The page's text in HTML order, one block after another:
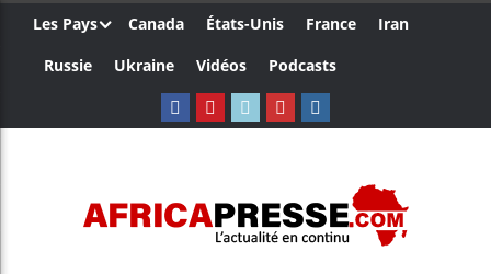
Les Pays Canada États-Unis France
Iran
Russie
Ukraine Vidéos Podcasts